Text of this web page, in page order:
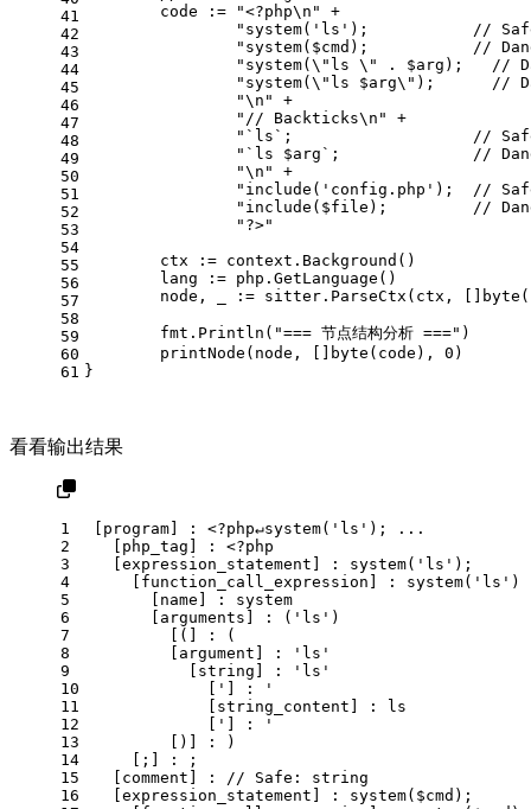
41
42
43
44
45
46
47
48
49
50
51
52
53
54
55
56
57
58
59
60
61
	code :=
"<?php\n"
+
"system('ls');           //
"system($cmd);           //
"system(\"ls \" . $arg);   //
"system(\"ls $arg\");      //
"\n"
+
"// Backticks\n"
+
"`ls`;                   // Safe:
"`ls $arg`;              //
"\n"
+
"include('config.php');  //
"include($file);         //
"?>"
	ctx := context.Background()
	lang := php.GetLanguage()
	node, _ := sitter.ParseCtx(ctx, []
byte
	fmt.Println(
"=== 节点结构分析 ===" )
	printNode(node, []
byte (code), 0 )
}
看看输出结果
1
2
3
4
5
6
7
8
9
10
11
12
13
14
15
16
[program] : <?php↵system('ls'); ...
  [php_tag] : <?php
  [expression_statement] : system('ls');
    [function_call_expression] : system('ls')
      [name] : system
      [arguments] : ('ls')
        [(] : (
        [argument] : 'ls'
          [string] : 'ls'
            ['] : '
            [string_content] : ls
            ['] : '
        [)] : )
    [;] : ;
  [comment] : // Safe: string
  [expression_statement] : system($cmd);